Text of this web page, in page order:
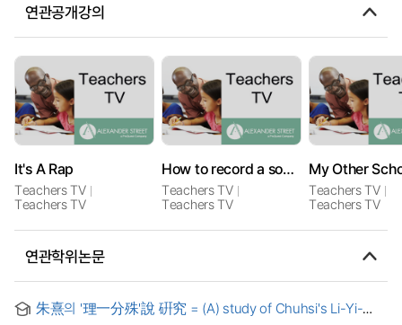
연관공개강의
It's A Rap
Teachers TV
Teachers TV
How to record a sound file and share it online
Teachers TV
Teachers TV
Teachers TV
Teachers TV
연관학위논문
朱熹의 '理一分殊'說 硏究 = (A) study of Chuhsi's Li-Yi-